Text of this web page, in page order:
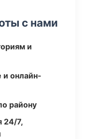
с нами
и
онлайн-
району
24/7,